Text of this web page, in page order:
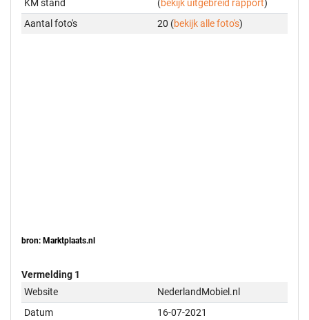
KM stand
(bekijk uitgebreid rapport)
Aantal foto's
20 (bekijk alle foto's)
bron: Marktplaats.nl
Vermelding 1
Website
NederlandMobiel.nl
Datum
16-07-2021